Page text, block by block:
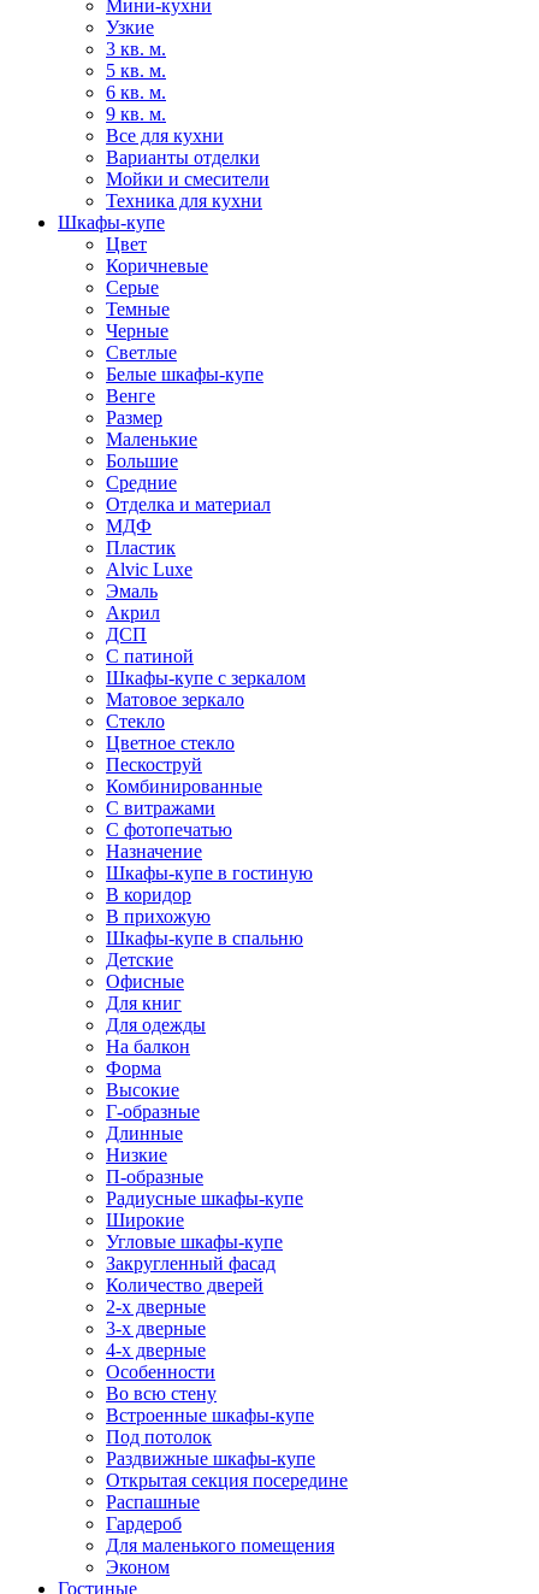
Мини-кухни
Узкие
3 кв. м.
5 кв. м.
6 кв. м.
9 кв. м.
Все для кухни
Варианты отделки
Мойки и смесители
Техника для кухни
Шкафы-купе
Цвет
Коричневые
Серые
Темные
Черные
Светлые
Белые шкафы-купе
Венге
Размер
Маленькие
Большие
Средние
Отделка и материал
МДФ
Пластик
Alvic Luxe
Эмаль
Акрил
ДСП
С патиной
Шкафы-купе с зеркалом
Матовое зеркало
Стекло
Цветное стекло
Пескоструй
Комбинированные
С витражами
С фотопечатью
Назначение
Шкафы-купе в гостиную
В коридор
В прихожую
Шкафы-купе в спальню
Детские
Офисные
Для книг
Для одежды
На балкон
Форма
Высокие
Г-образные
Длинные
Низкие
П-образные
Радиусные шкафы-купе
Широкие
Угловые шкафы-купе
Закругленный фасад
Количество дверей
2-х дверные
3-х дверные
4-х дверные
Особенности
Во всю стену
Встроенные шкафы-купе
Под потолок
Раздвижные шкафы-купе
Открытая секция посередине
Распашные
Гардероб
Для маленького помещения
Эконом
Гостиные